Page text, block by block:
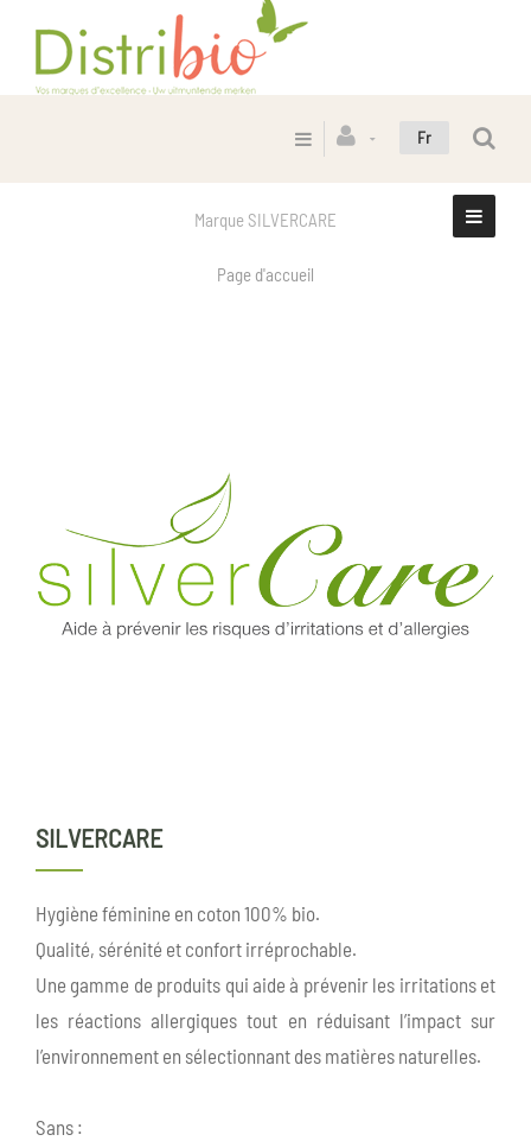
Fr
Marque SILVERCARE
Page d'accueil
SILVERCARE
Hygiène féminine en coton 100% bio.
Qualité, sérénité et confort irréprochable.
Une gamme de produits qui aide à prévenir les irritations et
les réactions allergiques tout en réduisant l’impact sur
l’environnement en sélectionnant des matières naturelles.
Sans :